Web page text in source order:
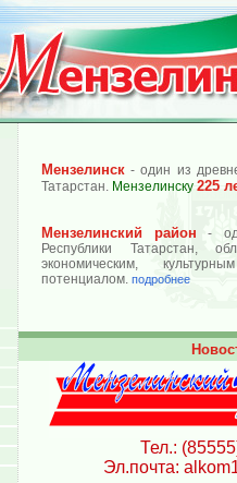
Мензелинск - один из
Татарстан. Мензелинску 225
Мензелинский район -
Республики Татарстан,
экономическим,
потенциалом. подробнее
Тел.:
Эл.почта: